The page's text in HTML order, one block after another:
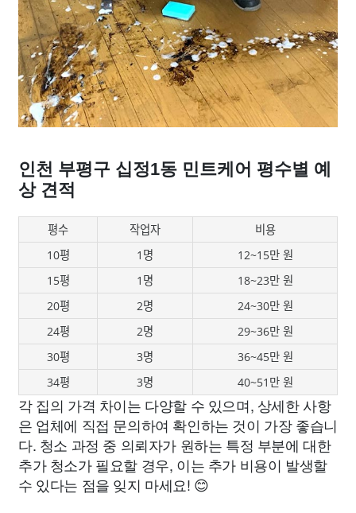
인천 부평구 십정1동 민트케어 평수별 예
상 견적
평수 작업자
비용
10평
1명
12~15만 원
15평
1명
18~23만 원
20평
2명
24~30만 원
24평
2명
29~36만 원
30평
3명
36~45만 원
34평
3명 40~51만 원
각 집의 가격 차이는 다양할 수 있으며, 상세한 사항
은 업체에 직접 문의하여 확인하는 것이 가장 좋습니
다. 청소 과정 중 의뢰자가 원하는 특정 부분에 대한
추가 청소가 필요할 경우, 이는 추가 비용이 발생할
수 있다는 점을 잊지 마세요! 😊